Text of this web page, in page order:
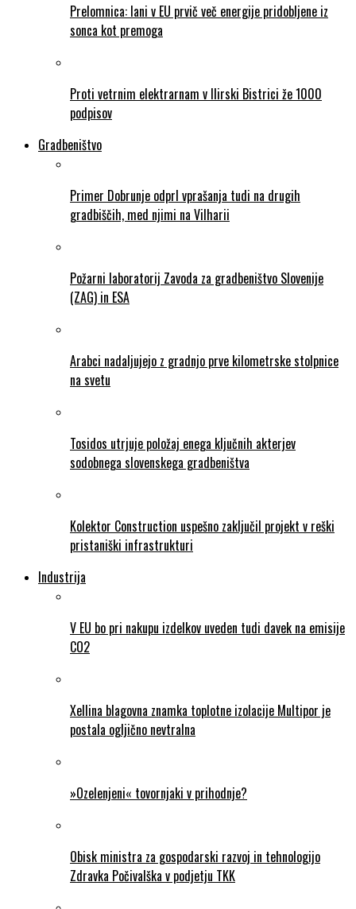
Prelomnica: lani v EU prvič več energije pridobljene iz
sonca kot premoga
Proti vetrnim elektrarnam v Ilirski Bistrici že 1000
podpisov
Gradbeništvo
Primer Dobrunje odprl vprašanja tudi na drugih
gradbiščih, med njimi na Vilharii
Požarni laboratorij Zavoda za gradbeništvo Slovenije
(ZAG) in ESA
Arabci nadaljujejo z gradnjo prve kilometrske stolpnice
na svetu
Tosidos utrjuje položaj enega ključnih akterjev
sodobnega slovenskega gradbeništva
Kolektor Construction uspešno zaključil projekt v reški
pristaniški infrastrukturi
Industrija
V EU bo pri nakupu izdelkov uveden tudi davek na emisije
CO2
Xellina blagovna znamka toplotne izolacije Multipor je
postala ogljično nevtralna
»Ozelenjeni« tovornjaki v prihodnje?
Obisk ministra za gospodarski razvoj in tehnologijo
Zdravka Počivalška v podjetju TKK